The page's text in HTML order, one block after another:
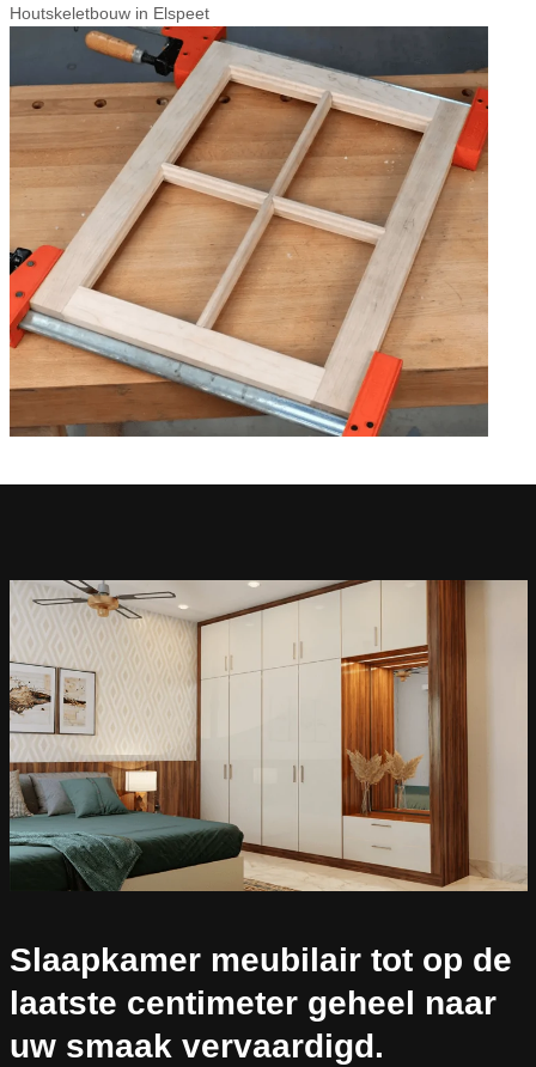
Houtskeletbouw in Elspeet
Slaapkamer meubilair tot op de
laatste centimeter geheel naar
uw smaak vervaardigd.